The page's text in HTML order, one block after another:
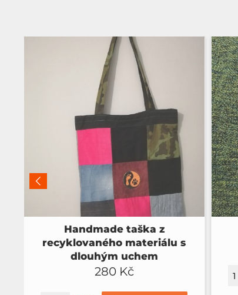
Handmade taška z
recyklovaného materiálu s
dlouhým uchem
280 Kč